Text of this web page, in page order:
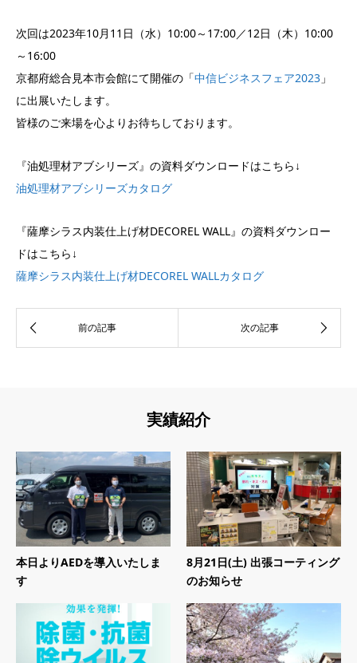
次回は2023年10月11日（水）10:00～17:00／12日（木）10:00
～16:00
京都府総合見本市会館にて開催の「中信ビジネスフェア2023 」
に出展いたします。
皆様のご来場を心よりお待ちしております。
『油処理材アブシリーズ』の資料ダウンロードはこちら↓
油処理材アブシリーズカタログ
『薩摩シラス内装仕上げ材DECOREL WALL』の資料ダウンロー
ドはこちら↓
薩摩シラス内装仕上げ材DECOREL WALLカタログ
実績紹介
本日よりAEDを導入いたしま
す
8月21日(土) 出張コーティング
のお知らせ